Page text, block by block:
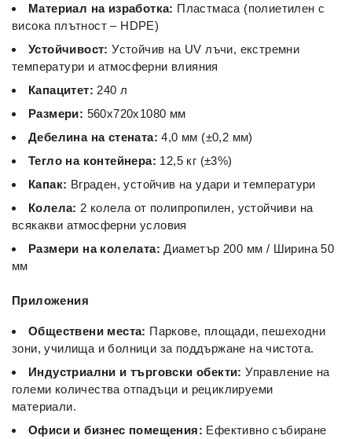
Материал на изработка: Пластмаса (полиетилен с
висока плътност – HDPE)
Устойчивост: Устойчив на UV лъчи, екстремни
температури и атмосферни влияния
Капацитет: 240 л
Размери: 560x720x1080 мм
Дебелина на стената: 4,0 мм (±0,2 мм)
Тегло на контейнера: 12,5 кг (±3%)
Капак: Вграден, устойчив на удари и температури
Колела: 2 колела от полипропилен, устойчиви на
всякакви атмосферни условия
Размери на колелата: Диаметър 200 мм / Ширина 50
мм
Приложения
Обществени места: Паркове, площади, пешеходни
зони, училища и болници за поддържане на чистота.
Индустриални и търговски обекти: Управление на
големи количества отпадъци и рециклируеми
материали.
Офиси и бизнес помещения: Ефективно събиране